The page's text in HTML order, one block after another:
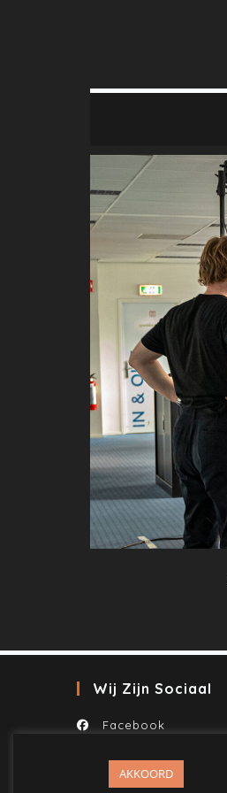
Wij Zijn Sociaal
Facebook
Instagram
AKKOORD